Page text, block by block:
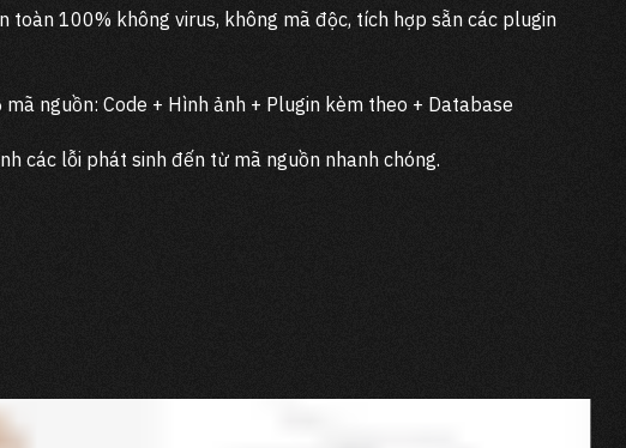
toàn 100% không virus, không mã độc, tích hợp sẵn các plugin
nguồn: Code + Hình ảnh + Plugin kèm theo + Database
các lỗi phát sinh đến từ mã nguồn nhanh chóng.